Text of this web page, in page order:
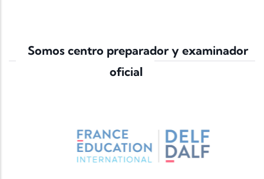
Somos centro preparador y examinador
oficial